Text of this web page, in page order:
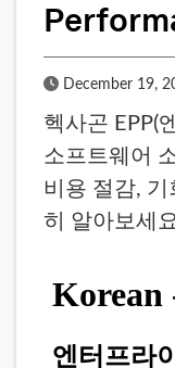
Published Date
December 19,
헥사곤 EPP(
소프트웨어
비용 절감, 기
히 알아보세